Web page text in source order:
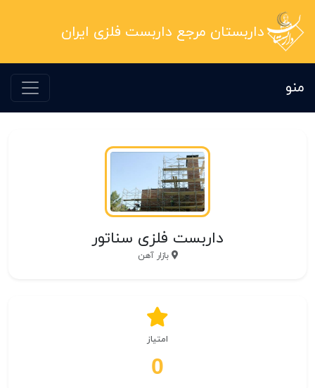
داربستان مرجع داربست فلزی ایران
منو
داربست فلزی سناتور
بازار آهن
امتیاز
0